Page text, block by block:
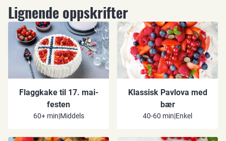
Lignende oppskrifter
Flaggkake til 17. mai-
festen
60+ min|Middels
Klassisk Pavlova med
bær
40-60 min|Enkel